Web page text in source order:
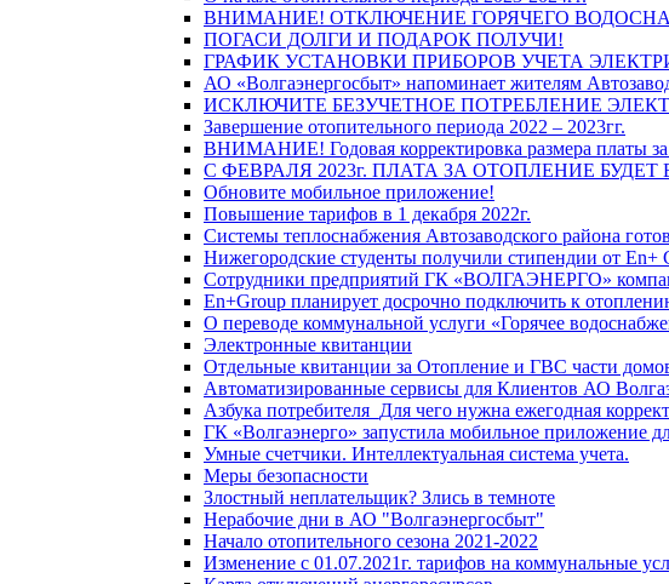
ВНИМАНИЕ! ОТКЛЮЧЕНИЕ ГОРЯЧЕГО
ПОГАСИ ДОЛГИ И ПОДАРОК ПОЛУЧИ!
ГРАФИК УСТАНОВКИ ПРИБОРОВ УЧЕТА
АО «Волгаэнергосбыт» напоминает жителям
ИСКЛЮЧИТЕ БЕЗУЧЕТНОЕ ПОТРЕБЛЕНИЕ
Завершение отопительного периода 2022 – 2023гг.
ВНИМАНИЕ! Годовая корректировка размера платы за
С ФЕВРАЛЯ 2023г. ПЛАТА ЗА ОТОПЛЕНИЕ
Обновите мобильное приложение!
Повышение тарифов в 1 декабря 2022г.
Системы теплоснабжения Автозаводского района
Нижегородские студенты получили стипендии от En+
Сотрудники предприятий ГК «ВОЛГАЭНЕРГО»
En+Group планирует досрочно подключить к
О переводе коммунальной услуги «Горячее
Электронные квитанции
Отдельные квитанции за Отопление и ГВС части
Автоматизированные сервисы для Клиентов АО
Азбука потребителя_Для чего нужна ежегодная
ГК «Волгаэнерго» запустила мобильное приложение
Умные счетчики. Интеллектуальная система учета.
Меры безопасности
Злостный неплательщик? Злись в темноте
Нерабочие дни в АО "Волгаэнергосбыт"
Начало отопительного сезона 2021-2022
Изменение с 01.07.2021г. тарифов на коммунальные